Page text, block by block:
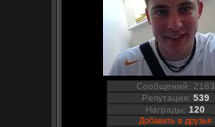
Сообщений: 2183
Репутация: 539
Награды:120
Добавить в друзья